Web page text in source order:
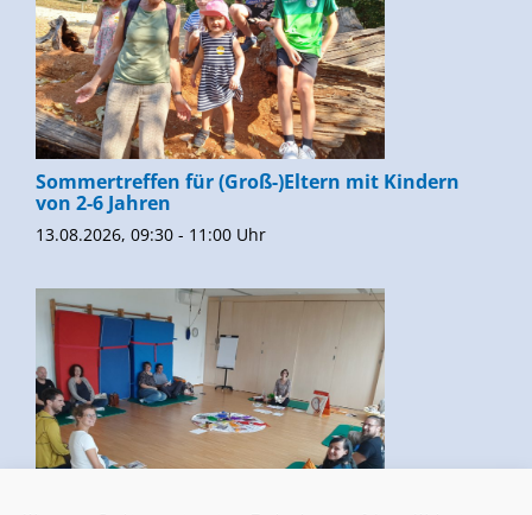
Sommertreffen für (Groß-)Eltern mit Kindern
von 2-6 Jahren
13.08.2026, 09:30 - 11:00 Uhr